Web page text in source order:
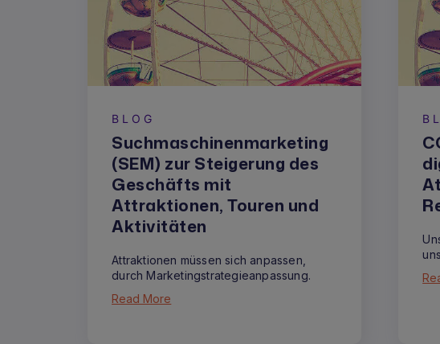
BLOG
Suchmaschinenmarketing
(SEM) zur Steigerung des
Geschäfts mit
Attraktionen, Touren und
Aktivitäten
Attraktionen müssen sich anpassen,
durch Marketingstrategieanpassung.
Read More